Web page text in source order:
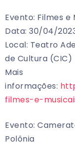
Evento: Filmes e
Data: 30/04/
Local: Teatro
de Cultura (CIC)
Mais
informações:
filmes-e-
Evento:
Polônia